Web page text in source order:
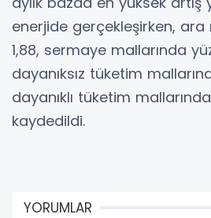
enerjide gerçekleşirken, ara
1,88, sermaye mallarında
dayanıksız tüketim
dayanıklı tüketim
kaydedildi.
YORUMLAR